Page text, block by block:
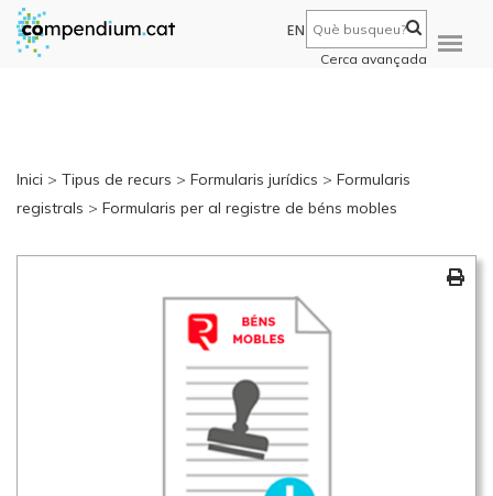
EN
Cerca avançada
Inici > Tipus de recurs > Formularis jurídics > Formularis
registrals > Formularis per al registre de béns mobles